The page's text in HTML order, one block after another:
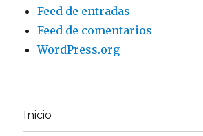
Feed de entradas
Feed de comentarios
WordPress.org
Inicio